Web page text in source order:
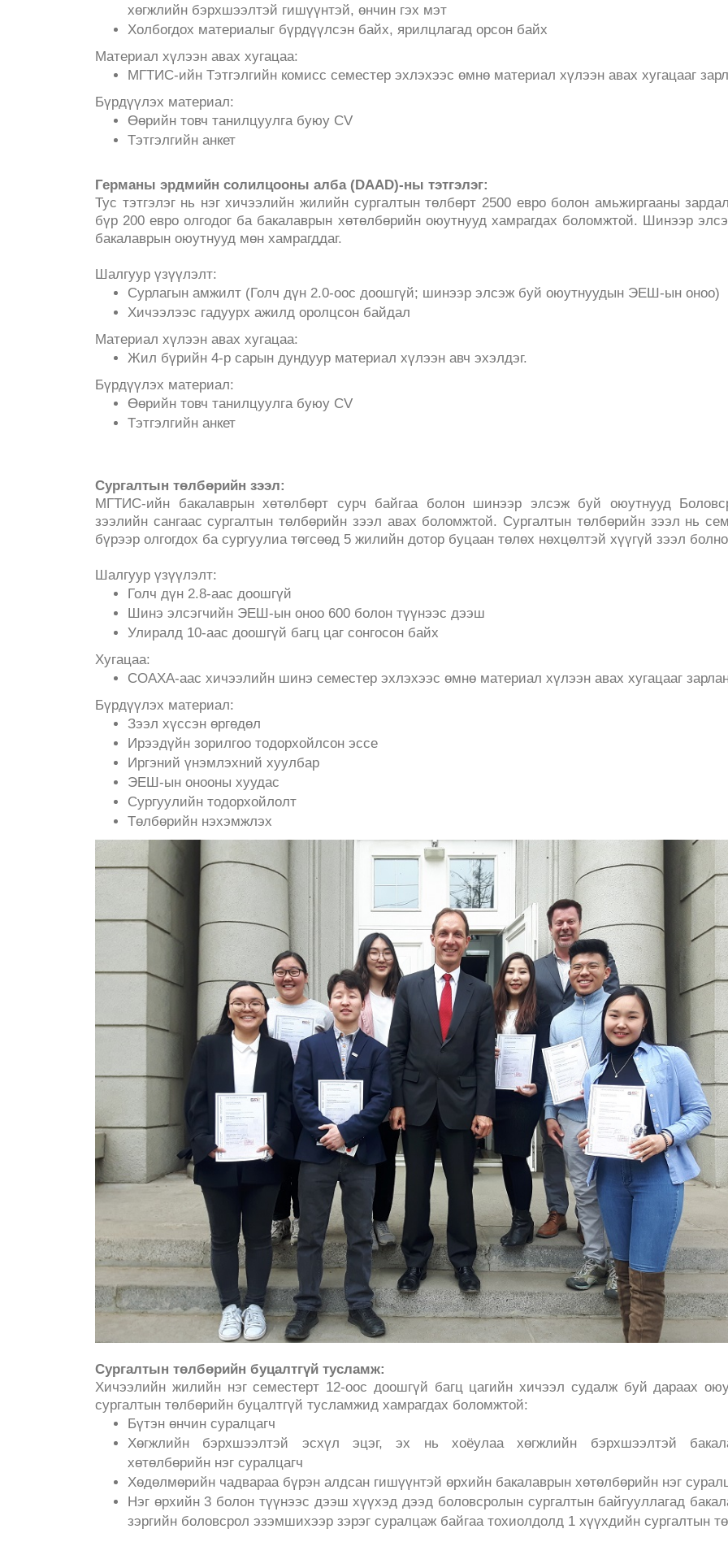
хөгжлийн бэрхшээлтэй гишүүнтэй, өнчин гэх мэт
Холбогдох материалыг бүрдүүлсэн байх, ярилцлагад орсон байх
Материал хүлээн авах хугацаа:
МГТИС-ийн Тэтгэлгийн комисс семестер эхлэхээс өмнө материал хүлээн авах хугацааг
Бүрдүүлэх материал:
Өөрийн товч танилцуулга буюу CV
Тэтгэлгийн анкет
Германы эрдмийн солилцооны алба (DAAD)-ны тэтгэлэг:
Тус тэтгэлэг нь нэг хичээлийн жилийн сургалтын төлбөрт 2500 евро болон амьжиргааны
бүр 200 евро олгодог ба бакалаврын хөтөлбөрийн оюутнууд хамрагдах боломжтой. Шинээр
бакалаврын оюутнууд мөн хамрагддаг.
Шалгуур үзүүлэлт:
Сурлагын амжилт (Голч дүн 2.0-оос доошгүй; шинээр элсэж буй оюутнуудын ЭЕШ-ын оноо)
Хичээлээс гадуурх ажилд оролцсон байдал
Материал хүлээн авах хугацаа:
Жил бүрийн 4-р сарын дундуур материал хүлээн авч эхэлдэг.
Бүрдүүлэх материал:
Өөрийн товч танилцуулга буюу CV
Тэтгэлгийн анкет
Сургалтын төлбөрийн зээл:
МГТИС-ийн бакалаврын хөтөлбөрт сурч байгаа болон шинээр элсэж буй оюутнууд
зээлийн сангаас сургалтын төлбөрийн зээл авах боломжтой. Сургалтын төлбөрийн зээл нь
бүрээр олгогдох ба сургуулиа төгсөөд 5 жилийн дотор буцаан төлөх нөхцөлтэй хүүгүй зээл
Шалгуур үзүүлэлт:
Голч дүн 2.8-аас доошгүй
Шинэ элсэгчийн ЭЕШ-ын оноо 600 болон түүнээс дээш
Улиралд 10-аас доошгүй багц цаг сонгосон байх
Хугацаа:
СОАХА-аас хичээлийн шинэ семестер эхлэхээс өмнө материал хүлээн авах хугацааг
Бүрдүүлэх материал:
Зээл хүссэн өргөдөл
Ирээдүйн зорилгоо тодорхойлсон эссе
Иргэний үнэмлэхний хуулбар
ЭЕШ-ын онооны хуудас
Сургуулийн тодорхойлолт
Төлбөрийн нэхэмжлэх
Сургалтын төлбөрийн буцалтгүй тусламж:
Хичээлийн жилийн нэг семестерт 12-оос доошгүй багц цагийн хичээл судалж буй дараах
сургалтын төлбөрийн буцалтгүй тусламжид хамрагдах боломжтой:
Бүтэн өнчин суралцагч
Хөгжлийн бэрхшээлтэй эсхүл эцэг, эх нь хоёулаа хөгжлийн бэрхшээлтэй
хөтөлбөрийн нэг суралцагч
Хөдөлмөрийн чадвараа бүрэн алдсан гишүүнтэй өрхийн бакалаврын хөтөлбөрийн нэг
Нэг өрхийн 3 болон түүнээс дээш хүүхэд дээд боловсролын сургалтын байгууллагад
зэргийн боловсрол эзэмшихээр зэрэг суралцаж байгаа тохиолдолд 1 хүүхдийн сургалтын